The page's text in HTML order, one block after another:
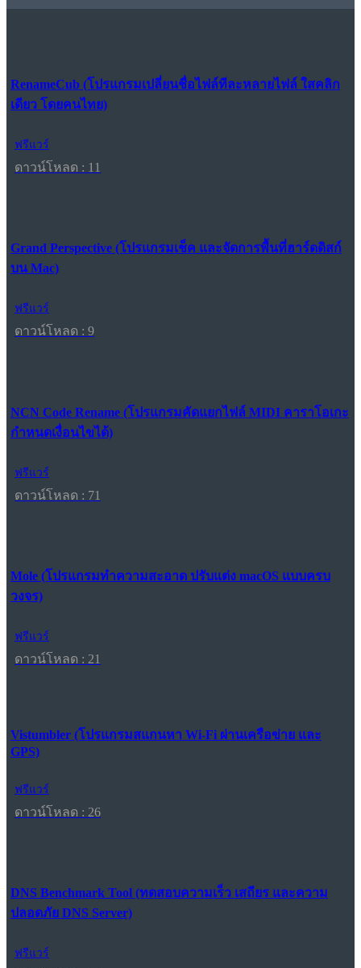
RenameCub (โปรแกรมเปลี่ยนชื่อไฟล์ทีละหลายไฟล์ ใสคลิก
เดียว โดยคนไทย)
ฟรีแวร์
ดาวน์โหลด : 11
Grand Perspective (โปรแกรมเช็ค และจัดการพื้นที่ฮาร์ดดิสก์
บน Mac)
ฟรีแวร์
ดาวน์โหลด : 9
NCN Code Rename (โปรแกรมคัดแยกไฟล์ MIDI คาราโอเกะ
กำหนดเงื่อนไขได้)
ฟรีแวร์
ดาวน์โหลด : 71
Mole (โปรแกรมทำความสะอาด ปรับแต่ง macOS แบบครบ
วงจร)
ฟรีแวร์
ดาวน์โหลด : 21
Vistumbler (โปรแกรมสแกนหา Wi-Fi ผ่านเครือข่าย และ
GPS)
ฟรีแวร์
ดาวน์โหลด : 26
DNS Benchmark Tool (ทดสอบความเร็ว เสถียร และความ
ปลอดภัย DNS Server)
ฟรีแวร์